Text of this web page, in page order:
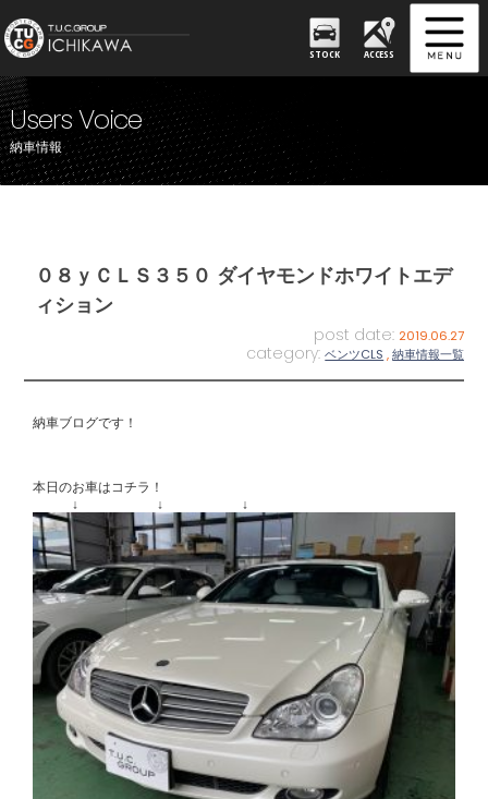
STOCK ACCESS
Users Voice
納車情報
０８ｙＣＬＳ３５０ ダイヤモンドホワイトエデ
ィション
post date: 2019.06.27
category:ベンツCLS ,納車情報一覧
納車ブログです！
本日のお車はコチラ！
↓ ↓ ↓